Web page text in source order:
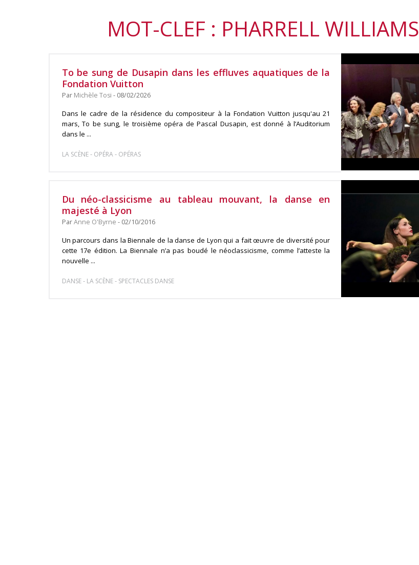
MOT-CLEF : PHARRELL WILLIAMS
To be sung de Dusapin dans les effluves aquatiques de la
Fondation Vuitton
Par Michèle Tosi - 08/02/2026
Dans le cadre de la résidence du compositeur à la Fondation Vuitton jusqu'au 21
mars, To be sung, le troisième opéra de Pascal Dusapin, est donné à l’Auditorium
dans le ...
LA SCÈNE- OPÉRA- OPÉRAS
Du néo-classicisme au tableau mouvant, la danse en
majesté à Lyon
ParAnne O'Byrne - 02/10/2016
Un parcours dans la Biennale de la danse de Lyon qui a fait œuvre de diversité pour
cette 17e édition. La Biennale n’a pas boudé le néoclassicisme, comme l’atteste la
nouvelle ...
DANSE- LA SCÈNE- SPECTACLES DANSE